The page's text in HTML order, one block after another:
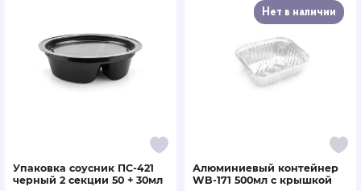
Упаковка соусник ПС-421
черный 2 секции 50 + 30мл
Нет в наличии
Алюминиевый контейнер
WB-171 500мл c крышкой